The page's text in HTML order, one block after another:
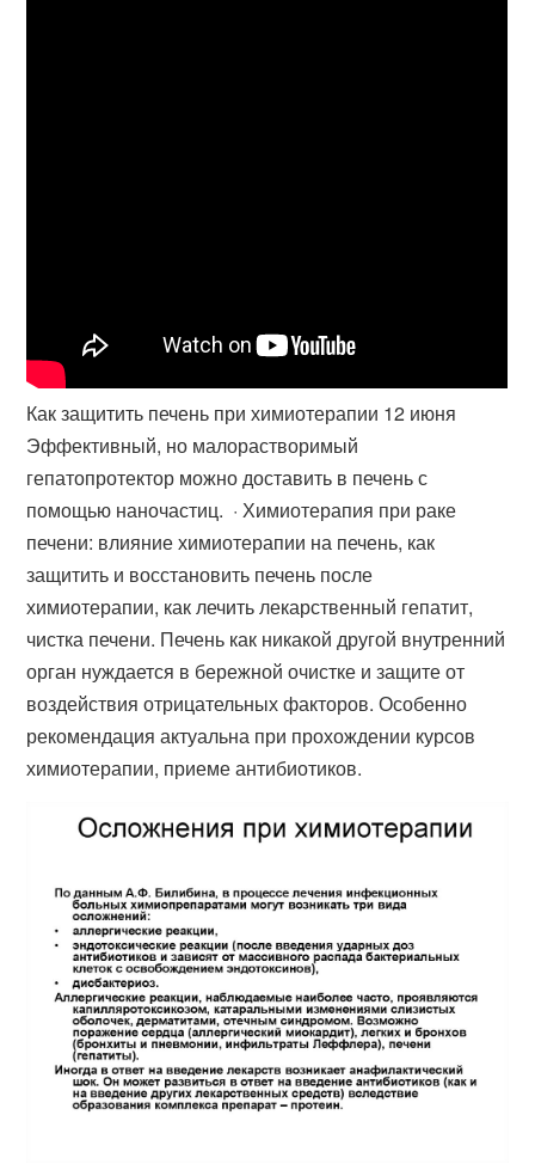
Как защитить печень при химиотерапии 12 июня
Эффективный, но малорастворимый
гепатопротектор можно доставить в печень с
помощью наночастиц. · Химиотерапия при раке
печени: влияние химиотерапии на печень, как
защитить и восстановить печень после
химиотерапии, как лечить лекарственный гепатит,
чистка печени. Печень как никакой другой внутренний
орган нуждается в бережной очистке и защите от
воздействия отрицательных факторов. Особенно
рекомендация актуальна при прохождении курсов
химиотерапии, приеме антибиотиков.